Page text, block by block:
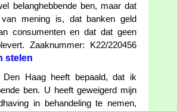
belanghebbende ben, maar dat
van mening is, dat banken geld
consumenten en dat dat geen
Zaaknummer: K22/220456
stelen
Den Haag heeft bepaald, dat ik
ben. U heeft geweigerd mijn
in behandeling te nemen,